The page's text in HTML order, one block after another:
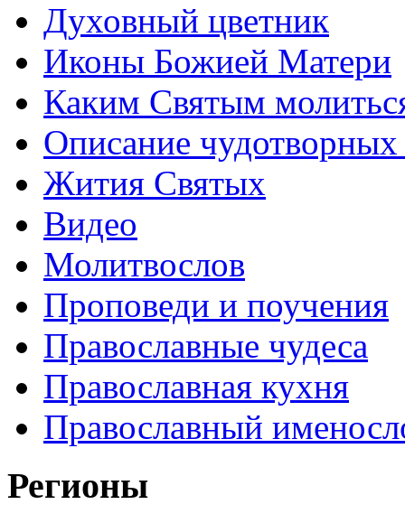
Духовный цветник
Иконы Божией Матери
Каким Святым
Описание
Жития Святых
Видео
Молитвослов
Проповеди и поучения
Православные чудеса
Православная кухня
Православный
Регионы